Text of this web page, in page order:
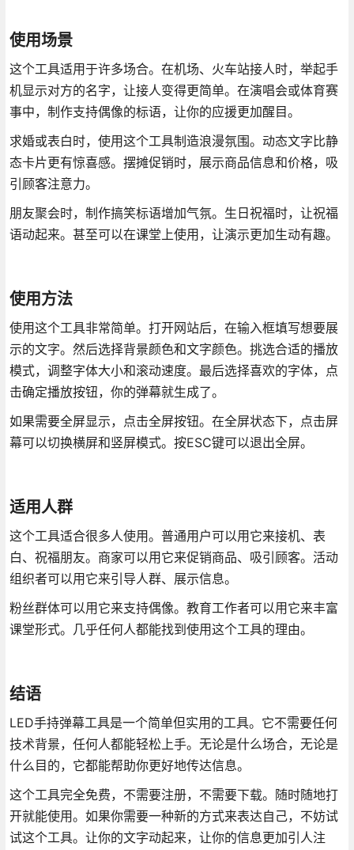
使用场景
这个工具适用于许多场合。在机场、火车站接人时，举起手
机显示对方的名字，让接人变得更简单。在演唱会或体育赛
事中，制作支持偶像的标语，让你的应援更加醒目。
求婚或表白时，使用这个工具制造浪漫氛围。动态文字比静
态卡片更有惊喜感。摆摊促销时，展示商品信息和价格，吸
引顾客注意力。
朋友聚会时，制作搞笑标语增加气氛。生日祝福时，让祝福
语动起来。甚至可以在课堂上使用，让演示更加生动有趣。
使用方法
使用这个工具非常简单。打开网站后，在输入框填写想要展
示的文字。然后选择背景颜色和文字颜色。挑选合适的播放
模式，调整字体大小和滚动速度。最后选择喜欢的字体，点
击确定播放按钮，你的弹幕就生成了。
如果需要全屏显示，点击全屏按钮。在全屏状态下，点击屏
幕可以切换横屏和竖屏模式。按ESC键可以退出全屏。
适用人群
这个工具适合很多人使用。普通用户可以用它来接机、表
白、祝福朋友。商家可以用它来促销商品、吸引顾客。活动
组织者可以用它来引导人群、展示信息。
粉丝群体可以用它来支持偶像。教育工作者可以用它来丰富
课堂形式。几乎任何人都能找到使用这个工具的理由。
结语
LED手持弹幕工具是一个简单但实用的工具。它不需要任何
技术背景，任何人都能轻松上手。无论是什么场合，无论是
什么目的，它都能帮助你更好地传达信息。
这个工具完全免费，不需要注册，不需要下载。随时随地打
开就能使用。如果你需要一种新的方式来表达自己，不妨试
试这个工具。让你的文字动起来，让你的信息更加引人注